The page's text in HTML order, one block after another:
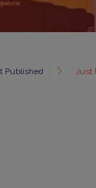
Published Just